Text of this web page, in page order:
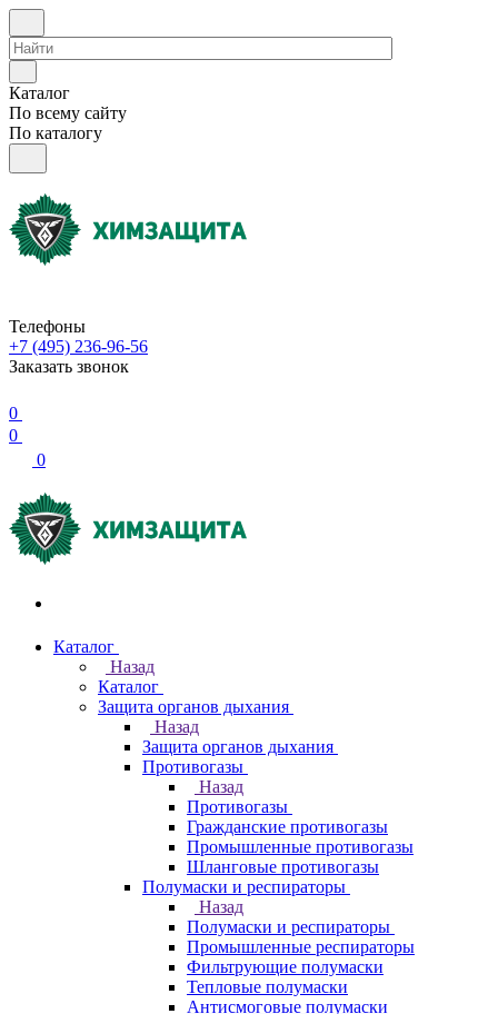
Каталог
По всему сайту
По каталогу
Телефоны
+7 (495) 236-96-56
Заказать звонок
0
0
0
Каталог
Назад
Каталог
Защита органов дыхания
Назад
Защита органов дыхания
Противогазы
Назад
Противогазы
Гражданские противогазы
Промышленные противогазы
Шланговые противогазы
Полумаски и респираторы
Назад
Полумаски и респираторы
Промышленные респираторы
Фильтрующие полумаски
Тепловые полумаски
Антисмоговые полумаски